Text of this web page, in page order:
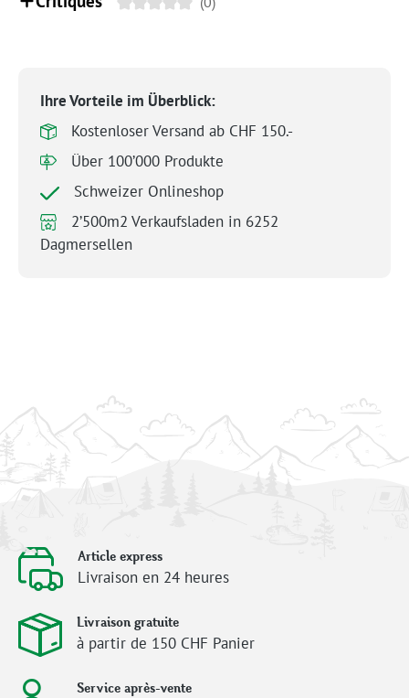
Ihre Vorteile im Überblick:
Kostenloser Versand ab CHF 150.-
Über 100’000 Produkte
Schweizer Onlineshop
2’500m2 Verkaufsladen in 6252
Dagmersellen
Article express
Livraison en 24 heures
Livraison gratuite
à partir de 150 CHF Panier
Service après-vente